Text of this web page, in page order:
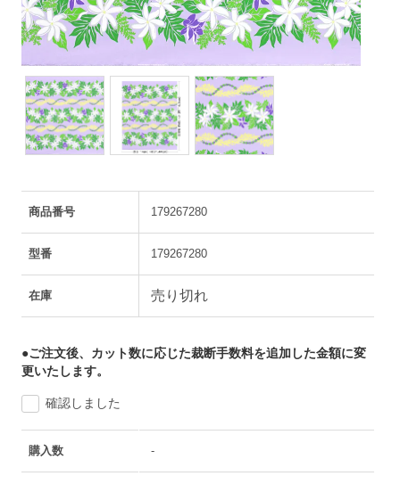
商品番号 179267280
型番 179267280
在庫 売り切れ
●ご注文後、カット数に応じた裁断手数料を追加した金額に変
更いたします。
確認しました
購入数 -